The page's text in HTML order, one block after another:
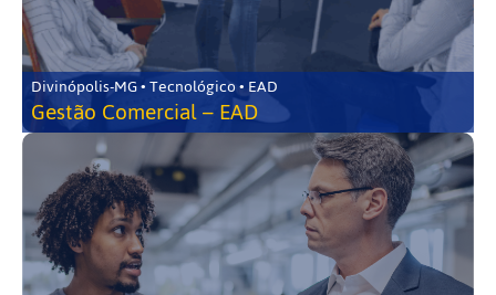
Divinópolis-MG • Tecnológico • EAD
Gestão Comercial – EAD